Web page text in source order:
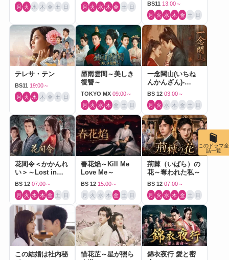
月 火 水 木 金 土 日 月 火 水 木 金 土 日 BS11 13:00～
月 火 水 木 金 土 日
テレサ・テン
BS11 19:00～
月 火 水 木 金 土 日
墨雨雲間～美しき
復讐～
TOKYO MX 09:00～
月 火 水 木 金 土 日
一念関山(いちね
んかんざん)-
Journey to Love-
BS 12 03:00～
月 火 水 木 金 土 日
花間令＜かかんれ
い＞～Lost in
Love～
BS 12 07:00～
月 火 水 木 金 土 日
春花焔～Kill Me
Love Me～
BS 12 15:00～
月 火 水 木 金 土 日
荊棘（いばら）の
花～奪われた私～
BS 12 07:00～
月 火 水 木 金 土 日
この結婚は社内秘
惜花芷～星が照ら
錦衣夜行 愛と密
このドラマ全
話一覧